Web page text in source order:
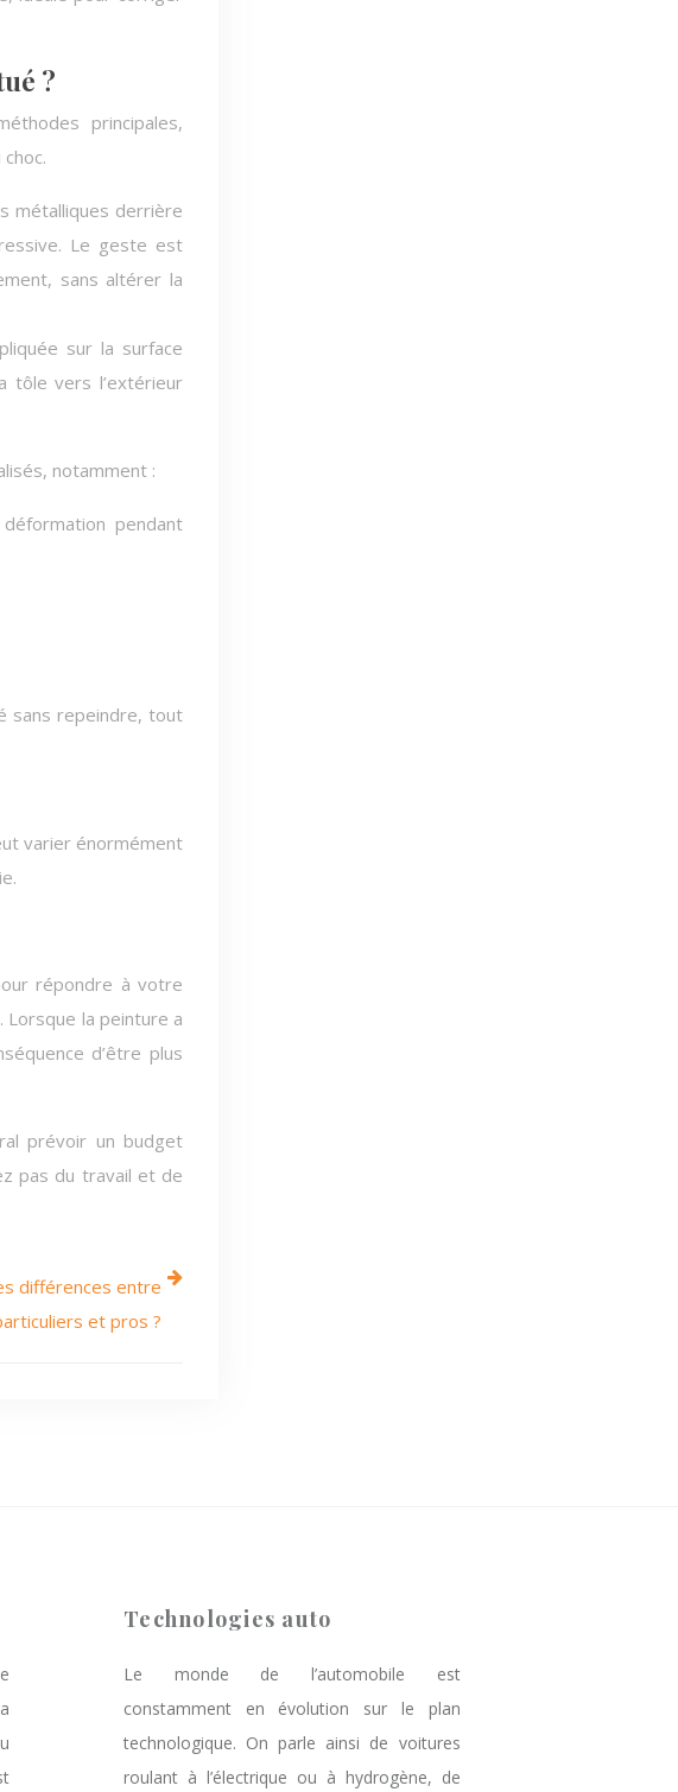
?
principales,
métalliques derrière
Le geste est
sans altérer la
sur la surface
tôle vers l’extérieur
notamment :
pendant
sans repeindre, tout
varier énormément
répondre à votre
Lorsque la peinture a
d’être plus
prévoir un budget
pas du travail et de
différences entre
et pros ?
Technologies auto
Le monde de l’automobile est
constamment en évolution sur le plan
technologique. On parle ainsi de voitures
roulant à l’électrique ou à hydrogène, de